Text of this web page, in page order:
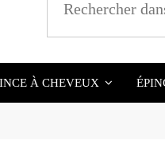
À CHEVEUX